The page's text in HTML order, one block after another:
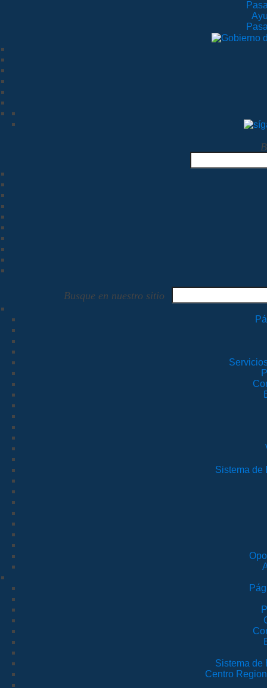
Busque en nuestro sitio
Sistema de
Sistema de
Centro